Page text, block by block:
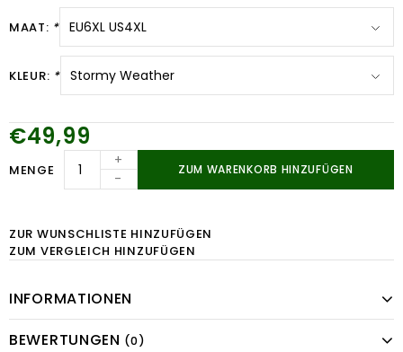
MAAT: *
KLEUR: *
€49,99
MENGE
+
-
ZUM WARENKORB HINZUFÜGEN
ZUR WUNSCHLISTE HINZUFÜGEN
ZUM VERGLEICH HINZUFÜGEN
INFORMATIONEN
BEWERTUNGEN (0)